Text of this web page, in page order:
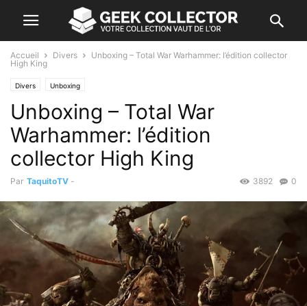
Accueil Divers
Unboxing – Total War Warhammer: l’édition collector
High King
Divers Unboxing
Unboxing – Total War
Warhammer: l’édition
collector High King
Par TaquitoTV - 0
3892